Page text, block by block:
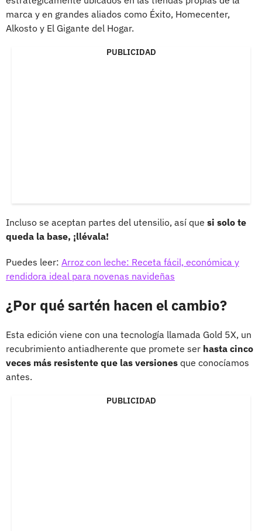
marca y en grandes aliados como Éxito, Homecenter,
Alkosto y El Gigante del Hogar.
PUBLICIDAD
Incluso se aceptan partes del utensilio, así que si solo te
queda la base, ¡llévala!
Puedes leer: Arroz con leche: Receta fácil, económica y
rendidora ideal para novenas navideñas
¿Por qué sartén hacen el cambio?
Esta edición viene con una tecnología llamada Gold 5X, un
recubrimiento antiadherente que promete ser hasta cinco
veces más resistente que las versiones que conocíamos
antes.
PUBLICIDAD